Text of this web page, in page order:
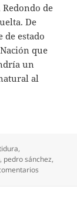
de
De
de estado
que
un
al
,
, pedro sánchez,